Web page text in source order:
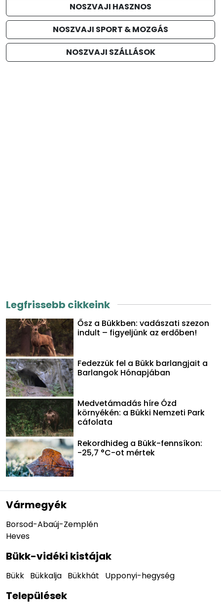
NOSZVAJI HASZNOS
NOSZVAJI SPORT & MOZGÁS
NOSZVAJI SZÁLLÁSOK
Legfrissebb cikkeink
Ősz a Bükkben: vadászati szezon
indult – figyeljünk az erdőben!
Fedezzük fel a Bükk barlangjait a
Barlangok Hónapjában
Medvetámadás híre Ózd
környékén: a Bükki Nemzeti Park
cáfolata
Rekordhideg a Bükk-fennsíkon:
-25,7 °C-ot mértek
Vármegyék
Borsod-Abaúj-Zemplén
Heves
Bükk-vidéki kistájak
Bükk Bükkalja Bükkhát Upponyi-hegység
Települések